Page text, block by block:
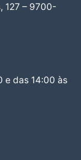
127 – 9700-
e das 14:00 às